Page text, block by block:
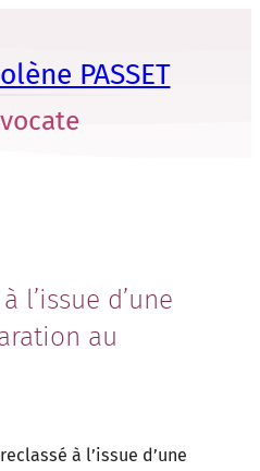
PASSET
l’issue d’une
au
à l’issue d’une